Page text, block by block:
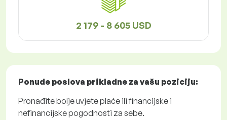
2 179 - 8 605 USD
Ponude poslova prikladne za vašu poziciju:
Pronađite bolje uvjete plaće ili financijske i
nefinancijske pogodnosti za sebe.